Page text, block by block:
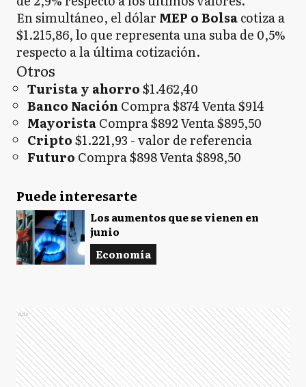
En simultáneo, el dólar MEP o Bolsacotiza a
$1.215,86, lo que representa una suba de 0,5%
respecto a la última cotización.
Otros
Turista y ahorro$1.462,40
Banco Nación Compra $874 Venta $914
MayoristaCompra $892 Venta $895,50
Cripto$1.221,93 - valor de referencia
Futuro Compra $898 Venta $898,50
Puede interesarte
Los aumentos que se vienen en
junio
Economía
Ads